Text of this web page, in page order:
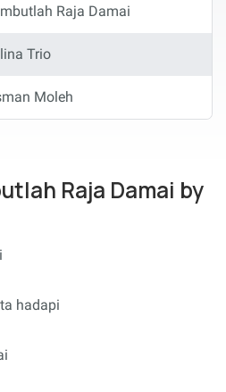
Raja Damai
Trio
Moleh
Raja Damai by
hadapi